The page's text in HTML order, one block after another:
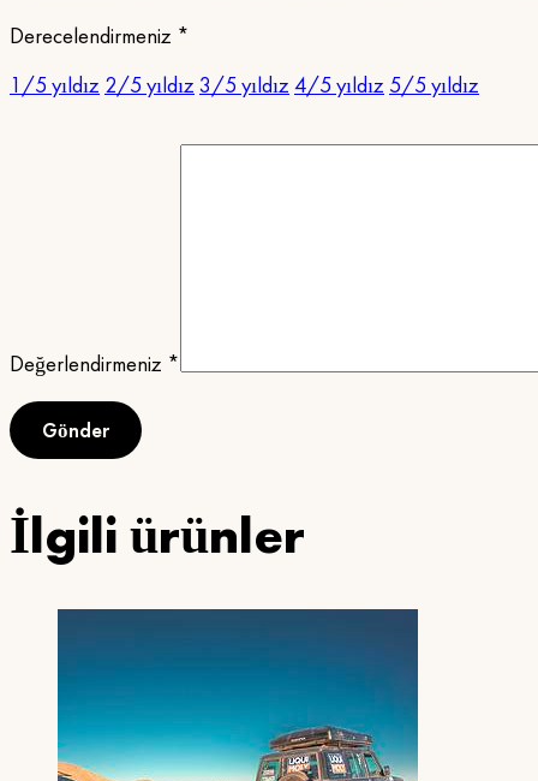
Derecelendirmeniz *
1/5 yıldız 2/5 yıldız 3/5 yıldız 4/5 yıldız 5/5 yıldız
Değerlendirmeniz *
İlgili ürünler